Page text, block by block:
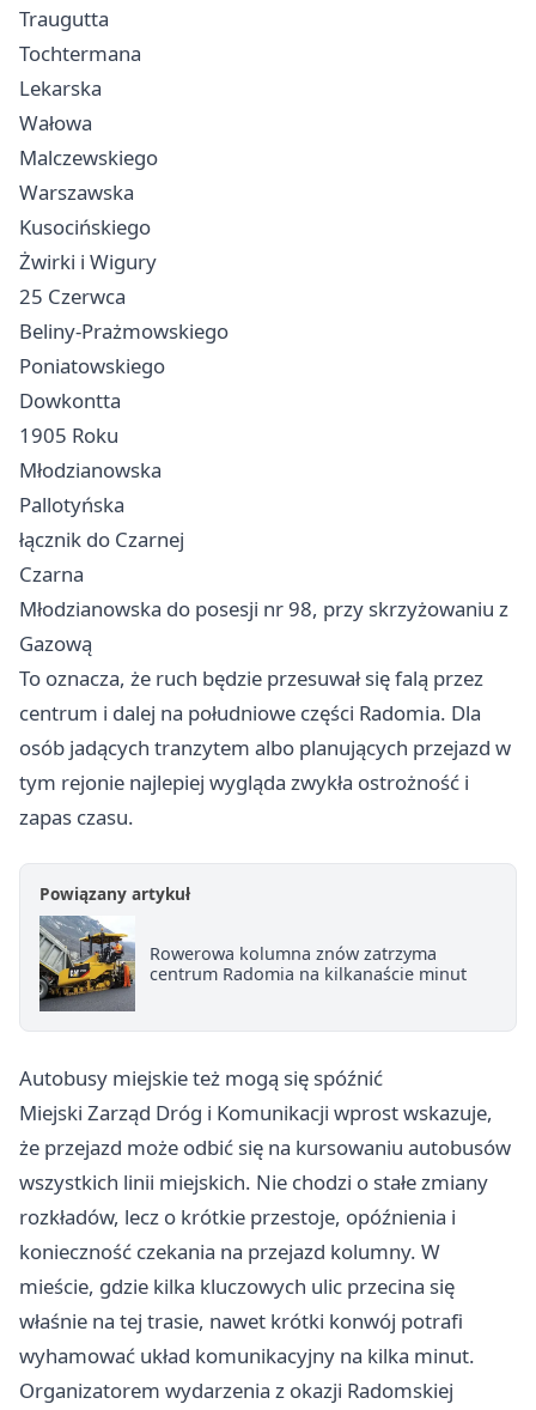
Traugutta
Tochtermana
Lekarska
Wałowa
Malczewskiego
Warszawska
Kusocińskiego
Żwirki i Wigury
25 Czerwca
Beliny-Prażmowskiego
Poniatowskiego
Dowkontta
1905 Roku
Młodzianowska
Pallotyńska
łącznik do Czarnej
Czarna
Młodzianowska do posesji nr 98, przy skrzyżowaniu z
Gazową
To oznacza, że ruch będzie przesuwał się falą przez
centrum i dalej na południowe części Radomia. Dla
osób jadących tranzytem albo planujących przejazd w
tym rejonie najlepiej wygląda zwykła ostrożność i
zapas czasu.
Powiązany artykuł
Rowerowa kolumna znów zatrzyma
centrum Radomia na kilkanaście minut
Autobusy miejskie też mogą się spóźnić
Miejski Zarząd Dróg i Komunikacji wprost wskazuje,
że przejazd może odbić się na kursowaniu autobusów
wszystkich linii miejskich. Nie chodzi o stałe zmiany
rozkładów, lecz o krótkie przestoje, opóźnienia i
konieczność czekania na przejazd kolumny. W
mieście, gdzie kilka kluczowych ulic przecina się
właśnie na tej trasie, nawet krótki konwój potrafi
wyhamować układ komunikacyjny na kilka minut.
Organizatorem wydarzenia z okazji Radomskiej